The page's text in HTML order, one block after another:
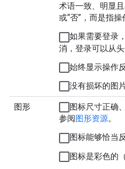
术语一致、明显
或“否”，而是指操
如果需要登录
消，登录可以从头
始终显示操作
没有损坏的图
图形
图标尺寸正确
参阅图形资源。
图标能够恰当
图标是彩色的